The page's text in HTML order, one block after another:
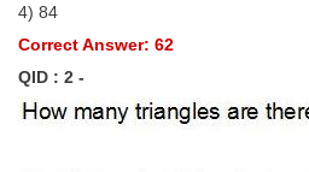
SSC CGL FREE EBOOK
4) 84
Correct Answer: 62
QID : 2 -